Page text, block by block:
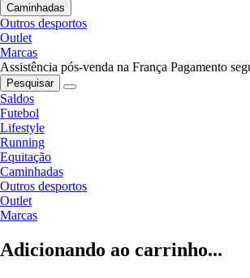
Caminhadas
Outros desportos
Outlet
Marcas
Assistência pós-venda na França Pagamento
Pesquisar
Saldos
Futebol
Lifestyle
Running
Equitação
Caminhadas
Outros desportos
Outlet
Marcas
Adicionando ao carrinho...